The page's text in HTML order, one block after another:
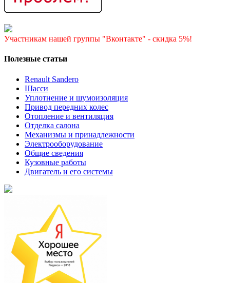
Участникам нашей группы "Вконтакте" - скидка 5%!
Полезные статьи
Renault Sandero
Шасси
Уплотнение и шумоизоляция
Привод передних колес
Отопление и вентиляция
Отделка салона
Механизмы и принадлежности
Электрооборудование
Общие сведения
Кузовные работы
Двигатель и его системы